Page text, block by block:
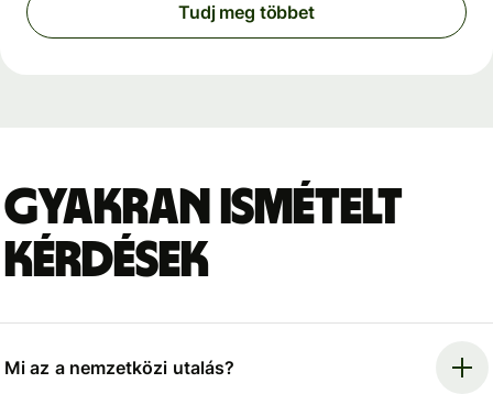
Tudj meg többet
Gyakran ismételt
kérdések
Mi az a nemzetközi utalás?